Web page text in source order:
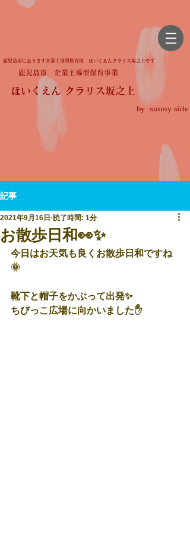
鹿児島市にあります企業主導型保育園 ほいくえんクラリス坂之上です
鹿児島市 企業主導型保育事業
ほいくえん クラリス坂之上
by sunny side
記事
お散歩日和👀✨
2021年9月16日 読了時間: 1分
今日はお天気も良くお散歩日和ですね
🌞
靴下と帽子をかぶって出発✨
ちびっこ広場に向かいました✋